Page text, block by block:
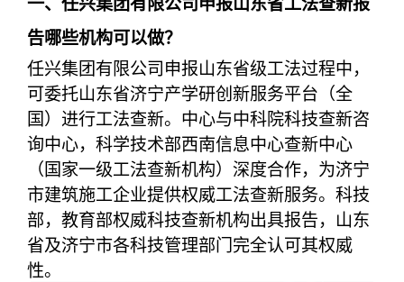
告哪些机构可以做？
任兴集团有限公司申报山东省级工法过程中，
可委托山东省济宁产学研创新服务平台（全
国）进行工法查新。中心与中科院科技查新咨
询中心，科学技术部西南信息中心查新中心
（国家一级工法查新机构）深度合作，为济宁
市建筑施工企业提供权威工法查新服务。科技
部，教育部权威科技查新机构出具报告，山东
省及济宁市各科技管理部门完全认可其权威
性。